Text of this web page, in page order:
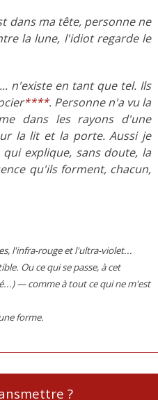
dans ma tête, personne ne
la lune, l'idiot regarde le
n'existe en tant que tel. Ils
****. Personne n'a vu la
dans les rayons d'une
la lit et la porte. Aussi je
explique, sans doute, la
qu'ils forment, chacun,
l'infra-rouge et l'ultra-violet...
Ou ce qui se passe, à cet
— comme à tout ce qui ne m'est
forme.
?